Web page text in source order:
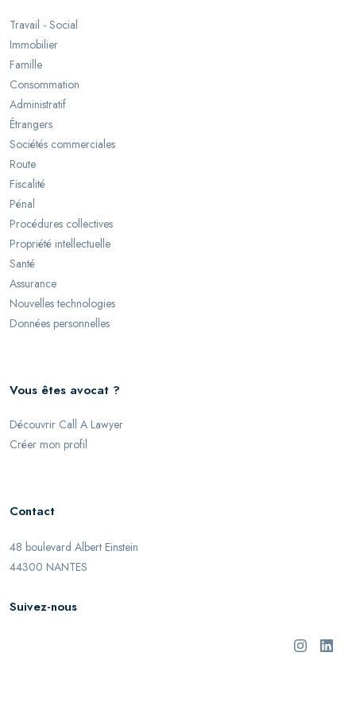
Travail - Social
Immobilier
Famille
Consommation
Administratif
Étrangers
Sociétés commerciales
Route
Fiscalité
Pénal
Procédures collectives
Propriété intellectuelle
Santé
Assurance
Nouvelles technologies
Données personnelles
Vous êtes avocat ?
Découvrir Call A Lawyer
Créer mon profil
Contact
48 boulevard Albert Einstein
44300 NANTES
Suivez-nous